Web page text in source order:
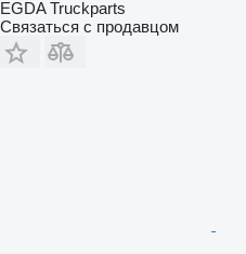
EGDA Truckparts
Связаться с продавцом